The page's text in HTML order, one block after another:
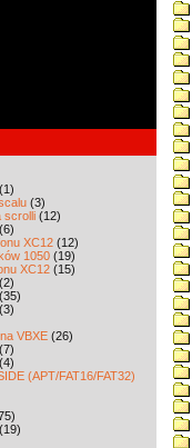
(1)
(3)
scrolli (12)
(6)
XC12 (12)
1050 (19)
XC12 (15)
(2)
(35)
(3)
VBXE (26)
(7)
(4)
(APT/FAT16/FAT32)
(19)